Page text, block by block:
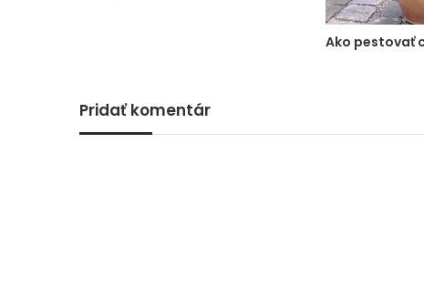
Ako pestovať
Pridať komentár